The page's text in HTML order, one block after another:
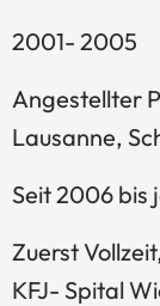
2001- 2005
Angestellter
Lausanne,
Seit 2006 bis
Zuerst
KFJ- Spital